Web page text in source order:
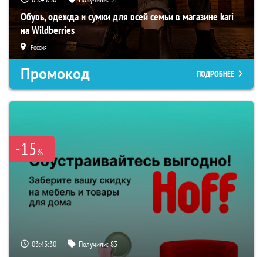
Обувь, одежда и сумки для всей семьи в магазине kari
на Wildberries
Россия
Промокод ПОДРОБНЕЕ
-15%
03:43:29 Получили:83